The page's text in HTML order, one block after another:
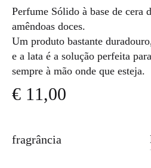
Perfume Sólido à base de cera
amêndoas doces.
Um produto bastante
e a lata é a solução perfeita
sempre à mão onde que esteja.
€ 11,00
fragrância